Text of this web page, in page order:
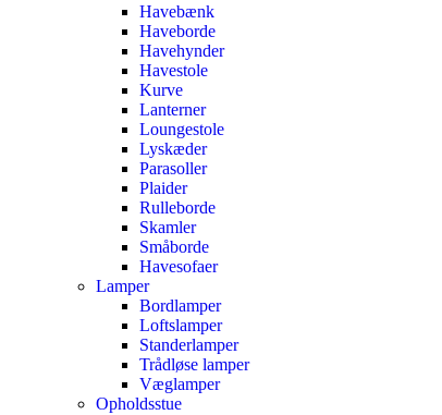
Havebænk
Haveborde
Havehynder
Havestole
Kurve
Lanterner
Loungestole
Lyskæder
Parasoller
Plaider
Rulleborde
Skamler
Småborde
Havesofaer
Lamper
Bordlamper
Loftslamper
Standerlamper
Trådløse lamper
Væglamper
Opholdsstue